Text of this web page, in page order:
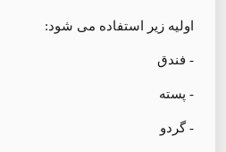
اولیه زیر استفاده می شود:
- فندق
- پسته
- گردو